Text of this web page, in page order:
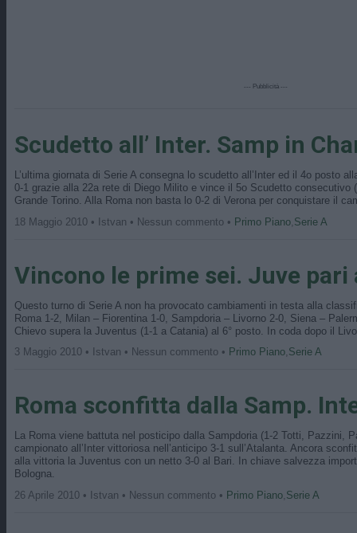
--- Pubblicità ---
Scudetto all’ Inter. Samp in
L’ultima giornata di Serie A consegna lo scudetto all’Inter ed il 4o posto
0-1 grazie alla 22a rete di Diego Milito e vince il 5o Scudetto consecutivo
Grande Torino. Alla Roma non basta lo 0-2 di Verona per conquistare il
18 Maggio 2010 • Istvan • Nessun commento • Primo Piano Serie A
Vincono le prime sei. Juve pari
Questo turno di Serie A non ha provocato cambiamenti in testa alla
Roma 1-2, Milan – Fiorentina 1-0, Sampdoria – Livorno 2-0, Siena –
Chievo supera la Juventus (1-1 a Catania) al 6° posto. In coda dopo il
3 Maggio 2010 • Istvan • Nessun commento • Primo Piano, Serie A
Roma sconfitta dalla Samp.
La Roma viene battuta nel posticipo dalla Sampdoria (1-2 Totti, Pazzini,
campionato all’Inter vittoriosa nell’anticipo 3-1 sull’Atalanta. Ancora
alla vittoria la Juventus con un netto 3-0 al Bari. In chiave salvezza
Bologna.
26 Aprile 2010 • Istvan • Nessun commento • Primo Piano Serie A